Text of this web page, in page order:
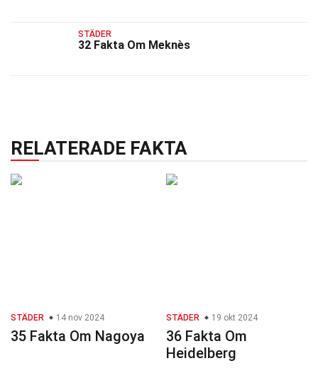
STÄDER
32 Fakta Om Meknès
RELATERADE FAKTA
STÄDER 14 nov 2024
35 Fakta Om Nagoya
STÄDER 19 okt 2024
36 Fakta Om
Heidelberg